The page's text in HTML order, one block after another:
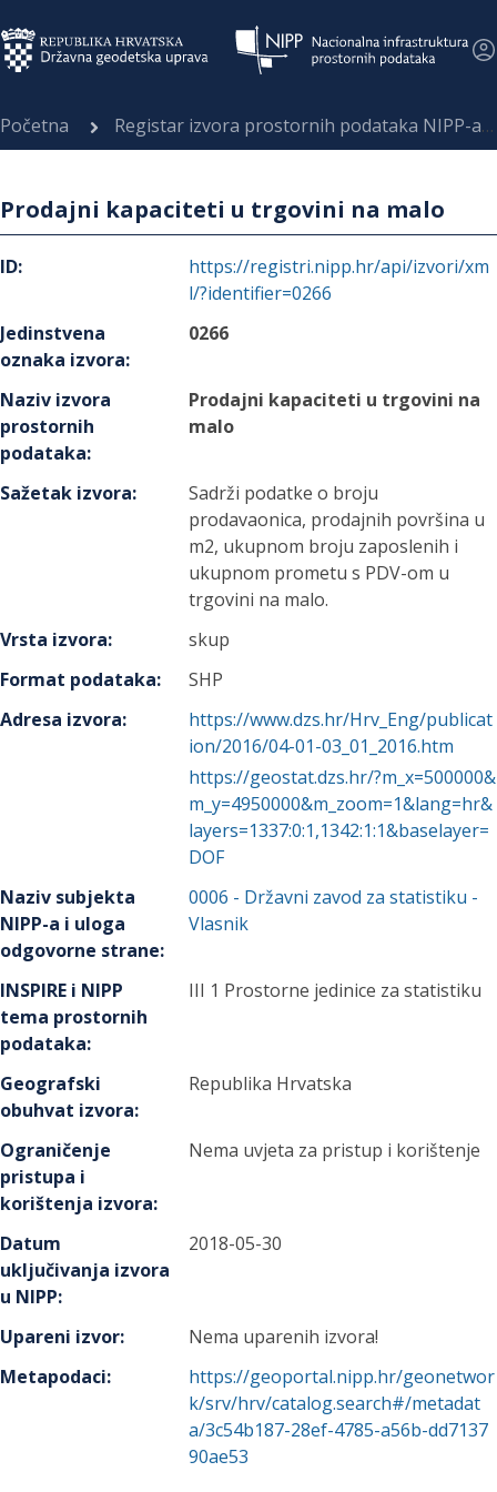
Početna Registar izvora prostornih podataka NIPP-a
Prodajni kapaciteti u trgovini na malo
ID:
https://registri.nipp.hr/api/izvori/xm
l/?identifier=0266
Jedinstvena
oznaka izvora:
0266
Naziv izvora
prostornih
podataka:
Prodajni kapaciteti u trgovini na
malo
Sažetak izvora:
Sadrži podatke o broju
prodavaonica, prodajnih površina u
m2, ukupnom broju zaposlenih i
ukupnom prometu s PDV-om u
trgovini na malo.
Vrsta izvora:
skup
Format podataka:
SHP
Adresa izvora:
https://www.dzs.hr/Hrv_Eng/publicat
ion/2016/04-01-03_01_2016.htm
https://geostat.dzs.hr/?m_x=500000&
m_y=4950000&m_zoom=1&lang=hr&
layers=1337:0:1,1342:1:1&baselayer=
DOF
Naziv subjekta
NIPP-a i uloga
odgovorne strane:
0006 - Državni zavod za statistiku -
Vlasnik
INSPIRE i NIPP
tema prostornih
podataka:
III 1 Prostorne jedinice za statistiku
Geografski
obuhvat izvora:
Republika Hrvatska
Ograničenje
pristupa i
korištenja izvora:
Nema uvjeta za pristup i korištenje
Datum
uključivanja izvora
u NIPP:
2018-05-30
Upareni izvor:
Nema uparenih izvora!
Metapodaci:
https://geoportal.nipp.hr/geonetwor
k/srv/hrv/catalog.search#/metadat
a/3c54b187-28ef-4785-a56b-dd7137
90ae53